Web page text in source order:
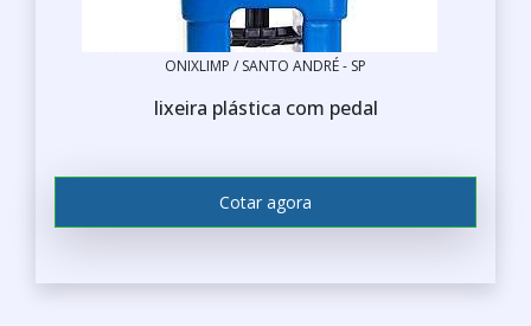
ONIXLIMP / SANTO ANDRÉ - SP
lixeira plástica com pedal
Cotar agora